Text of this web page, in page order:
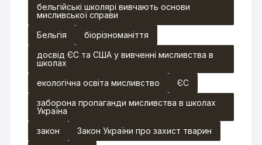
бельгійські школярі вивчають основи
мисливської справи
Бельгія
біорізноманіття
досвід ЄС та США у вивченні мисливства в
школах
екологічна освіта мисливство
ЄС
заборона пропаганди мисливства в школах
Україна
закон
Закон України про захист тварин